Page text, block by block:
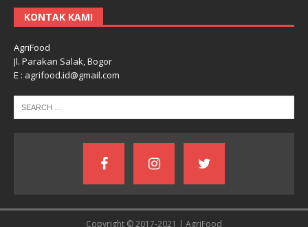
KONTAK KAMI
AgriFood
Jl. Parakan Salak, Bogor
E : agrifood.id@gmail.com
Copyright © 2017-2021 | AgriFood